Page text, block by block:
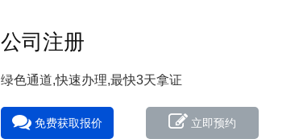
公司注册
绿色通道,快速办理,最快3天拿证
免费获取报价 立即预约